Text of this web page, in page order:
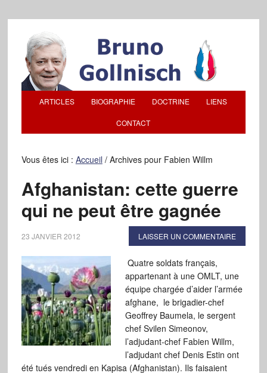
ARTICLES BIOGRAPHIE DOCTRINE LIENS
CONTACT
Vous êtes ici : Accueil /Archives pour Fabien Willm
Afghanistan: cette guerre
qui ne peut être gagnée
23 JANVIER 2012 LAISSER UN COMMENTAIRE
Quatre soldats français,
appartenant à une OMLT, une
équipe chargée d’aider l’armée
afghane, le brigadier-chef
Geoffrey Baumela, le sergent
chef Svilen Simeonov,
l’adjudant-chef Fabien Willm,
l’adjudant chef Denis Estin ont
été tués vendredi en Kapisa (Afghanistan). Ils faisaient